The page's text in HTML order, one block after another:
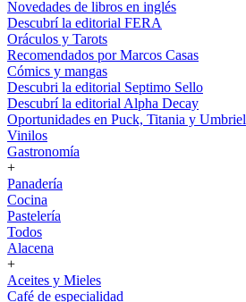
Novedades de libros en inglés
Descubrí la editorial FERA
Oráculos y Tarots
Recomendados por Marcos Casas
Cómics y mangas
Descubri la editorial Septimo Sello
Descubrí la editorial Alpha Decay
Oportunidades en Puck, Titania y Umbriel
Vinilos
Gastronomía
+
Panadería
Cocina
Pastelería
Todos
Alacena
+
Aceites y Mieles
Café de especialidad